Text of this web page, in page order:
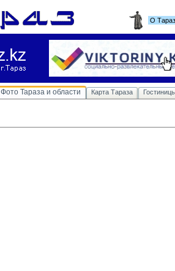
О
Фото Тараза и области Карта Тараза